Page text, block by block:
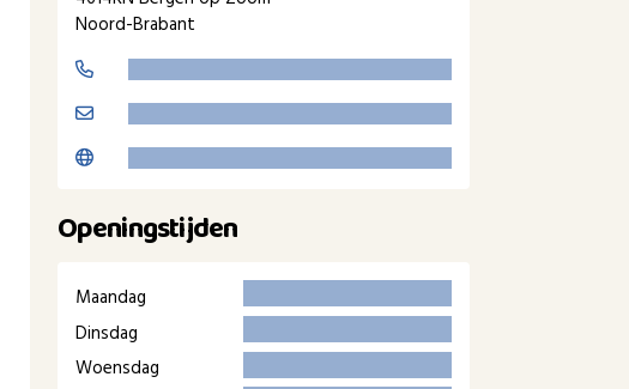
Noord-Brabant
Openingstijden
Maandag
Dinsdag
Woensdag